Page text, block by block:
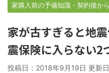
家購入前の予備知識・契約後か
家が古すぎると地
震保険に入らない2
投稿日：2018年9月19日 更新日